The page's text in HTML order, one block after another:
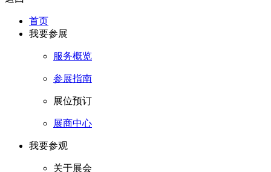
首页
我要参展
服务概览
参展指南
展位预订
展商中心
我要参观
关于展会